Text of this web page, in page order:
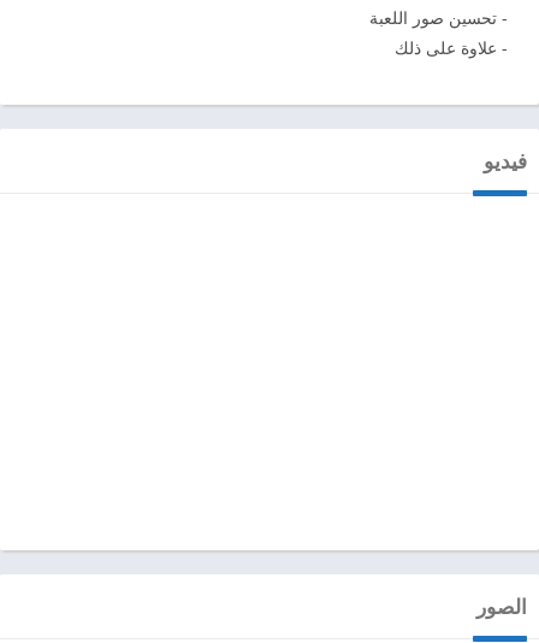
- تحسين صور اللعبة
- علاوة على ذلك
فيديو
الصور